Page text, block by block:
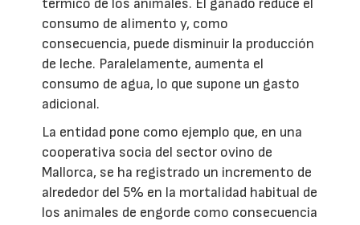
consumo de alimento y, como
consecuencia, puede disminuir la producción
de leche. Paralelamente, aumenta el
consumo de agua, lo que supone un gasto
adicional.
La entidad pone como ejemplo que, en una
cooperativa socia del sector ovino de
Mallorca, se ha registrado un incremento de
alrededor del 5% en la mortalidad habitual de
los animales de engorde como consecuencia